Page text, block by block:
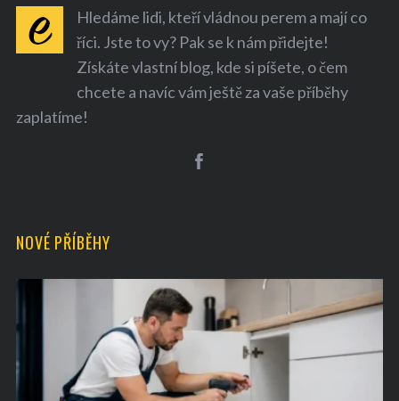
Hledáme lidi, kteří vládnou perem a mají co
říci. Jste to vy? Pak se k nám přidejte!
Získáte vlastní blog, kde si píšete, o čem
chcete a navíc vám ještě za vaše příběhy
zaplatíme!
NOVÉ PŘÍBĚHY